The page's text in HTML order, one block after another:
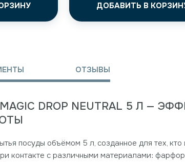
ДОБАВИТЬ В
ОТЗЫВЫ
DROP NEUTRAL 5 Л —
посуды объёмом 5 л, созданное для тех, кто
контакте с различными материалами: